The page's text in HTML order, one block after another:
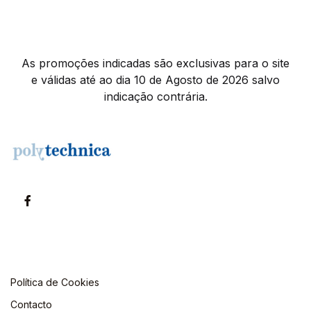
As promoções indicadas são exclusivas para o site
e válidas até ao dia 10 de Agosto de 2026 salvo
indicação contrária.
Política de Cookies
Contacto